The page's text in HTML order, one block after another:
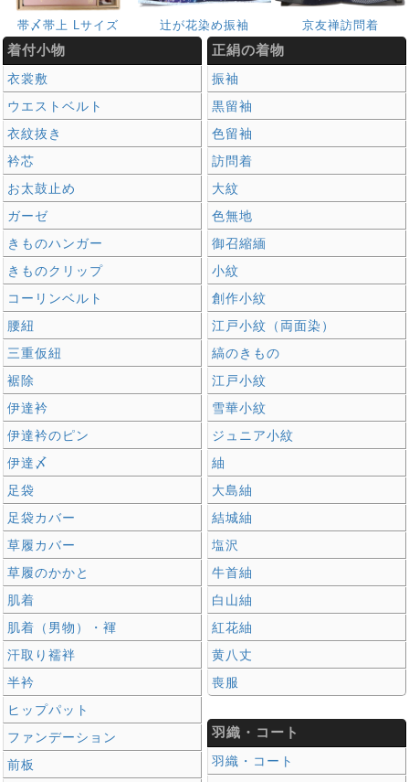
帯〆帯上 Lサイズ 辻が花染め振袖 京友禅訪問着
着付小物
衣裳敷
ウエストベルト
衣紋抜き
衿芯
お太鼓止め
ガーゼ
きものハンガー
きものクリップ
コーリンベルト
腰紐
三重仮紐
裾除
伊達衿
伊達衿のピン
伊達〆
足袋
足袋カバー
草履カバー
草履のかかと
肌着
肌着（男物）・褌
汗取り襦袢
半衿
ヒップパット
ファンデーション
前板
正絹の着物
振袖
黒留袖
色留袖
訪問着
大紋
色無地
御召縮緬
小紋
創作小紋
江戸小紋（両面染）
縞のきもの
江戸小紋
雪華小紋
ジュニア小紋
紬
大島紬
結城紬
塩沢
牛首紬
白山紬
紅花紬
黄八丈
喪服
羽織・コート
羽織・コート